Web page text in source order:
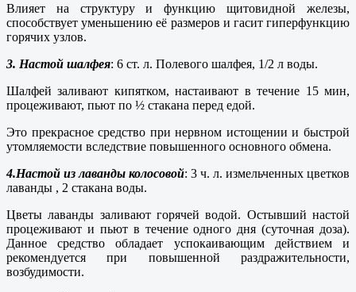
Влияет на структуру и функцию щитовидной железы,
способствует уменьшению её размеров и гасит гиперфункцию
горячих узлов.
3. Настой шалфея: 6 ст. л. Полевого шалфея, 1/2 л воды.
Шалфей заливают кипятком, настаивают в течение 15 мин,
процеживают, пьют по ½ стакана перед едой.
Это прекрасное средство при нервном истощении и быстрой
утомляемости вследствие повышенного основного обмена.
4.Настой из лаванды колосовой: 3 ч. л. измельченных цветков
лаванды , 2 стакана воды.
Цветы лаванды заливают горячей водой. Остывший настой
процеживают и пьют в течение одного дня (суточная доза).
Данное средство обладает успокаивающим действием и
рекомендуется при повышенной раздражительности,
возбудимости.